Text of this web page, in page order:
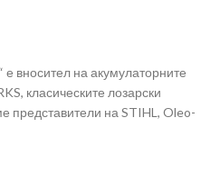
вносител на акумулаторните
класическите лозарски
представители на STIHL, Oleo-